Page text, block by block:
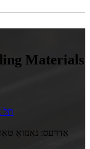
Materials
תּל און
אַדרעס: נאַנזואָ